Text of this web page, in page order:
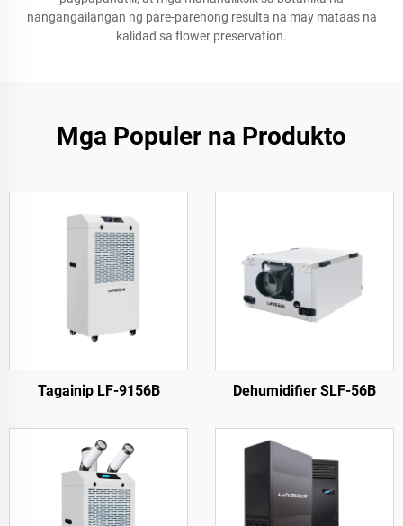
nangangailangan ng pare-parehong resulta na may mataas na
kalidad sa flower preservation.
Mga Populer na Produkto
Tagainip LF-9156B Dehumidifier SLF-56B